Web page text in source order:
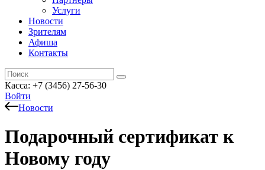
Услуги
Новости
Зрителям
Афиша
Контакты
Касса: +7 (3456) 27-56-30
Войти
Новости
Подарочный сертификат к
Новому году